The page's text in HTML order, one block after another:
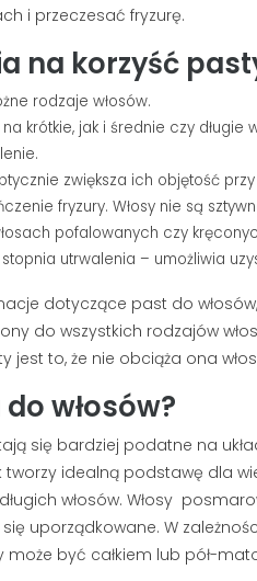
ZAPUŚCIĆ
I PRZYSPIESZYĆ
ZAROSTU?
wyświetlenia
brody wymaga
ale tempo jej wzrostu nie
wyłącznie od
i przeczesać fryzurę.
na korzyść
rodzaje włosów.
jak i średnie czy długie
zwiększa ich objętość
fryzury. Włosy nie są
pofalowanych czy
utrwalenia – umożliwia
dotyczące past do
do wszystkich rodzajów
jest to, że nie obciąża ona
włosów?
się bardziej podatne na
idealną podstawę dla
włosów. Włosy
uporządkowane. W
może być całkiem lub pół-